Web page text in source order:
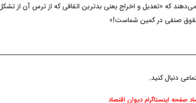
که «تعدیل و اخراج یعنی بدترین اتفاقی که از ترس آن از
صنفی در کمین شماست!»
دنبال کنید.
صفحه اینستاگرام دیوان اقتصاد